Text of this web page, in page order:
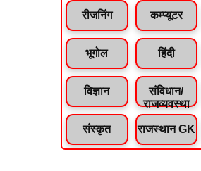
रीजनिंग कम्प्यूटर
भूगोल हिंदी
विज्ञान
संविधान/
राजव्यवस्था
संस्कृत राजस्थान GK